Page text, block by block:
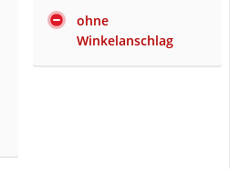
ohne
Winkelanschlag